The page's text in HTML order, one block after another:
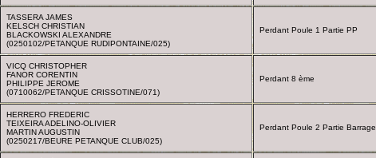
TASSERA JAMES
KELSCH CHRISTIAN
BLACKOWSKI ALEXANDRE
(0250102/PETANQUE RUDIPONTAINE/025)
Perdant Poule 1 Partie PP
VICQ CHRISTOPHER
FANOR CORENTIN
PHILIPPE JEROME
(0710062/PETANQUE CRISSOTINE/071)
Perdant 8 ème
HERRERO FREDERIC
TEIXEIRA ADELINO-OLIVIER
MARTIN AUGUSTIN
(0250217/BEURE PETANQUE CLUB/025)
Perdant Poule 2 Partie Barrage